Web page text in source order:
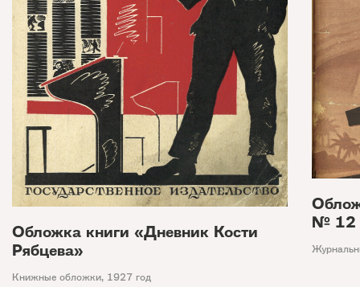
Обложка книги «Дневник Кости
Рябцева»
Книжные обложки, 1927 год
№ 12